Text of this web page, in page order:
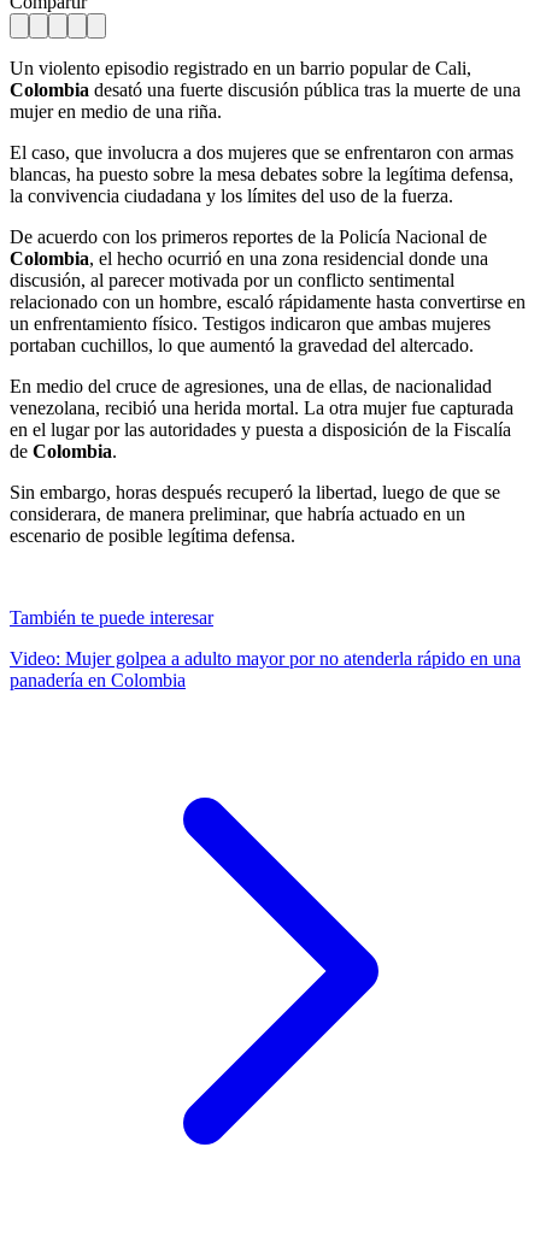
Un violento episodio registrado en un barrio popular de Cali,
Colombia desató una fuerte discusión pública tras la muerte de una
mujer en medio de una riña.
El caso, que involucra a dos mujeres que se enfrentaron con armas
blancas, ha puesto sobre la mesa debates sobre la legítima defensa,
la convivencia ciudadana y los límites del uso de la fuerza.
De acuerdo con los primeros reportes de la Policía Nacional de
Colombia, el hecho ocurrió en una zona residencial donde una
discusión, al parecer motivada por un conflicto sentimental
relacionado con un hombre, escaló rápidamente hasta convertirse en
un enfrentamiento físico. Testigos indicaron que ambas mujeres
portaban cuchillos, lo que aumentó la gravedad del altercado.
En medio del cruce de agresiones, una de ellas, de nacionalidad
venezolana, recibió una herida mortal. La otra mujer fue capturada
en el lugar por las autoridades y puesta a disposición de la Fiscalía
de Colombia.
Sin embargo, horas después recuperó la libertad, luego de que se
considerara, de manera preliminar, que habría actuado en un
escenario de posible legítima defensa.
También te puede interesar
Video: Mujer golpea a adulto mayor por no atenderla rápido en una
panadería en Colombia